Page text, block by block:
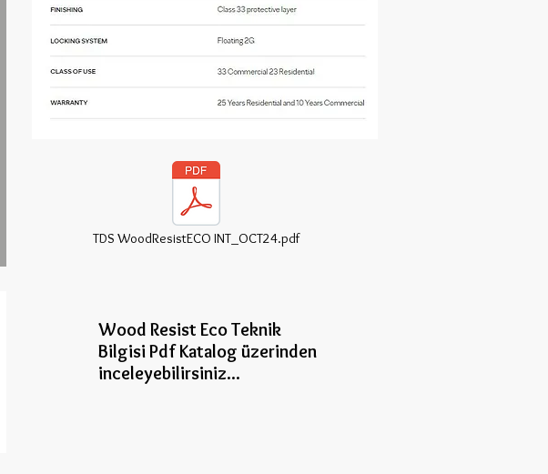
TDS WoodResistECO INT_OCT24.pdf
Wood Resist Eco Teknik
Bilgisi Pdf Katalog üzerinden
inceleyebilirsiniz...